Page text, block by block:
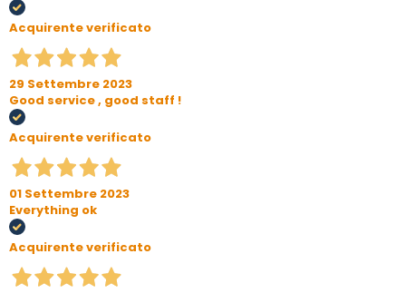
Acquirente verificato
29 Settembre 2023
Good service , good staff !
Acquirente verificato
01 Settembre 2023
Everything ok
Acquirente verificato